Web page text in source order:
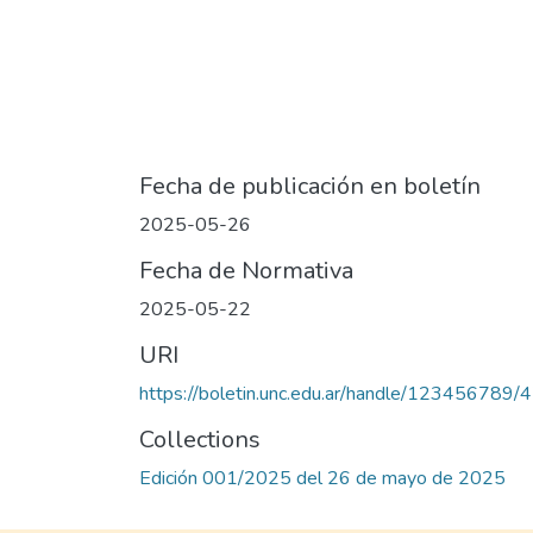
Fecha de publicación en boletín
2025-05-26
Fecha de Normativa
2025-05-22
URI
https://boletin.unc.edu.ar/handle/123456789/
Collections
Edición 001/2025 del 26 de mayo de 2025